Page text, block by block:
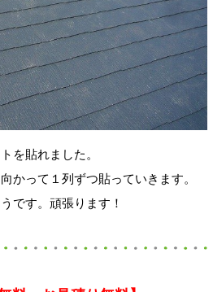
を貼れました。
かって１列ずつ貼っていきます。
です。頑張ります！